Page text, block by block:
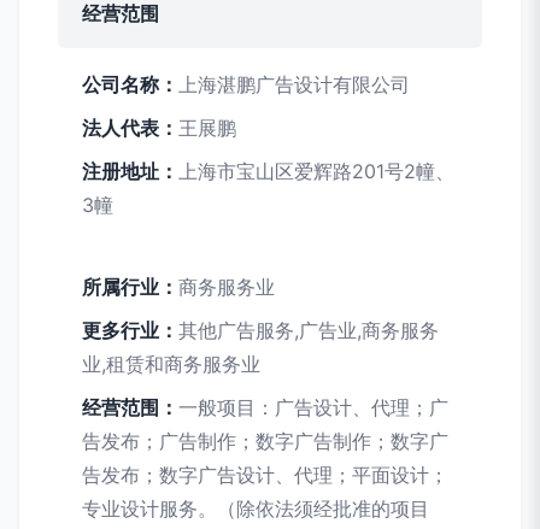
经营范围
公司名称： 上海湛鹏广告设计有限公司
法人代表： 王展鹏
注册地址： 上海市宝山区爱辉路201号2幢、
3幢
所属行业： 商务服务业
更多行业： 其他广告服务,广告业,商务服务
业,租赁和商务服务业
经营范围： 一般项目：广告设计、代理；广
告发布；广告制作；数字广告制作；数字广
告发布；数字广告设计、代理；平面设计；
专业设计服务。（除依法须经批准的项目